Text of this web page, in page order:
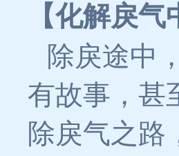
【化解戾
除戾途中
有故事，甚
除戾气之路